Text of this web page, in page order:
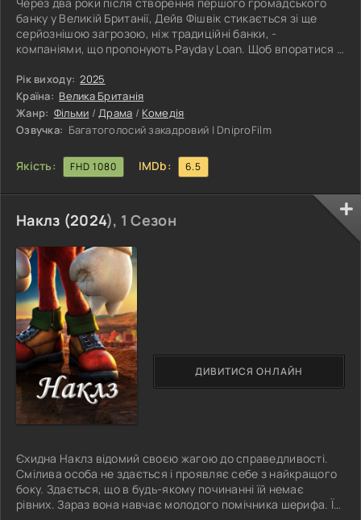
банку у Великій Британії, Дейв Фішвік стикається зі ще
серйознішою загрозою, ніж традиційні банки, -
компаніями, що пропонують Payday Loan. Щоб впоратися з
американської журналістки-розслідувачки, та Олівера,
консультанта місцевої організації Citizen's Advice. Удвох
вони починають спільне розслідування, яке зрештою
приводить їх до Сполучених Штатів. Ця подорож не тільки
допомагає їм
Рік виходу: 2025
Країна: Велика Британія
Жанр: Фільми /Драма / Комедія
Озвучка: Багатоголосий закадровий | DniproFilm
Якість: FHD 1080 IMDb: 6.5
Наклз (2024), 1 Сезон
Єхидна Наклз відомий своєю жагою до справедливості.
Смілива особа не здається і проявляє себе з найкращого
боку. Здається, що в будь-якому починанні їй немає
рівних. Зараз вона навчає молодого помічника шерифа. Їй
ДИВИТИСЯ ОНЛАЙН